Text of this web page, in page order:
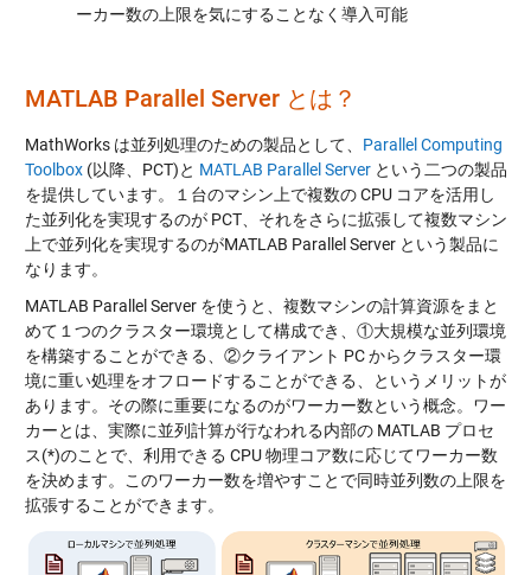
ーカー数の上限を気にすることなく導入可能
MATLAB Parallel Server とは？
MathWorks は並列処理のための製品として、 Parallel Computing
Toolbox(以降、PCT)と MATLAB Parallel Serverという二つの製品
を提供しています。１台のマシン上で複数の CPU コアを活用し
た並列化を実現するのが PCT、それをさらに拡張して複数マシン
上で並列化を実現するのがMATLAB Parallel Server という製品に
なります。
MATLAB Parallel Server を使うと、複数マシンの計算資源をまと
めて１つのクラスター環境として構成でき、①大規模な並列環境
を構築することができる、②クライアント PC からクラスター環
境に重い処理をオフロードすることができる、というメリットが
あります。その際に重要になるのがワーカー数という概念。ワー
カーとは、実際に並列計算が行なわれる内部の MATLAB プロセ
ス(*)のことで、利用できる CPU 物理コア数に応じてワーカー数
を決めます。このワーカー数を増やすことで同時並列数の上限を
拡張することができます。